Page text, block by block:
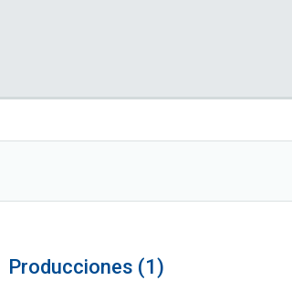
Producciones (1)